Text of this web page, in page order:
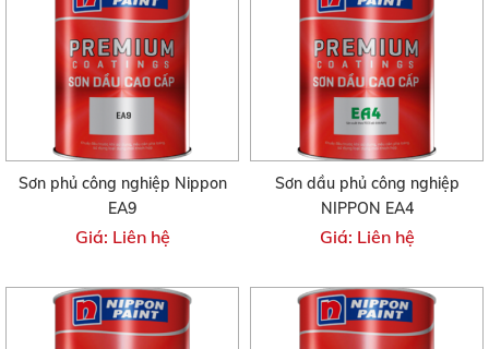
Sơn phủ công nghiệp Nippon
EA9
Giá: Liên hệ
Sơn dầu phủ công nghiệp
NIPPON EA4
Giá: Liên hệ